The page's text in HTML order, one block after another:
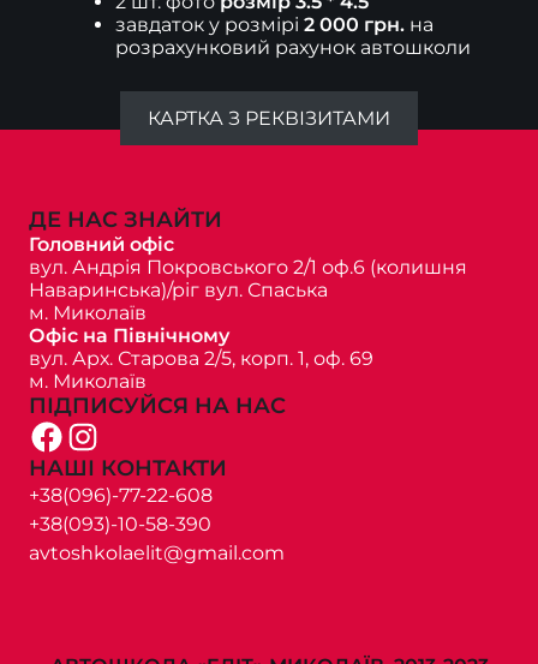
завдаток у розмірі 2 000 грн. на
розрахунковий рахунок автошколи
КАРТКА З РЕКВІЗИТАМИ
ДЕ НАС ЗНАЙТИ
Головний офіс
вул. Андрія Покровського 2/1 оф.6 (колишня
Наваринська)/ріг вул. Спаська
м. Миколаїв
Офіс на Північному
вул. Арх. Старова 2/5, корп. 1, оф. 69
м. Миколаїв
ПІДПИСУЙСЯ НА НАС
Facebook
Instagram
НАШІ КОНТАКТИ
+38(096)-77-22-608
+38(093)-10-58-390
avtoshkolaelit@gmail.com